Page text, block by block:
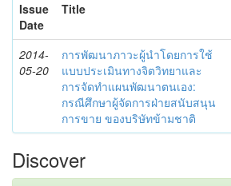
Issue
Date
Title
2014-
05-20
การพัฒนาภาวะผู้นำโดยการใช้
แบบประเมินทางจิตวิทยาและ
การจัดทำแผนพัฒนาตนเอง:
กรณีศึกษาผู้จัดการฝ่ายสนับสนุน
การขาย ของบริษัทข้ามชาติ
Discover